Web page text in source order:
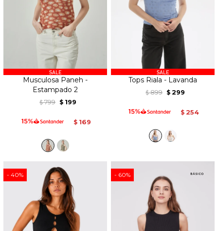
Musculosa Paneh -
Estampado 2
$ 799 $ 199
$ 169
Tops Riala - Lavanda
$ 899 $ 299
$ 254
40 60